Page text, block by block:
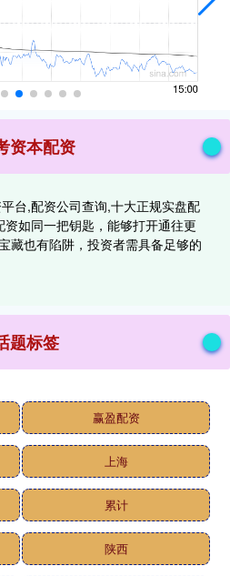
资本配资
台,配资公司查询,十大正规实盘配
如同一把钥匙，能够打开通往更
藏也有陷阱，投资者需具备足够的
题标签
赢盈配资
上海
累计
陕西